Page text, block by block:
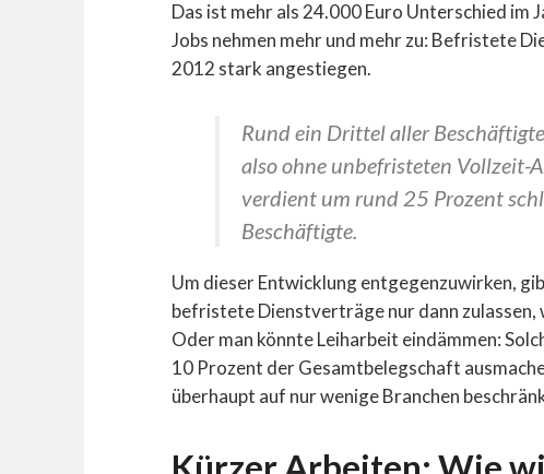
Das ist mehr als 24.000 Euro Unterschied im
Jobs nehmen mehr und mehr zu: Befristete
2012 stark angestiegen.
Rund ein Drittel aller
also ohne unbefristeten Vollzeit-
verdient um rund 25 Prozent
Beschäftigte.
Um dieser Entwicklung entgegenzuwirken,
befristete Dienstverträge nur dann
Oder man könnte Leiharbeit eindämmen:
10 Prozent der Gesamtbelegschaft
überhaupt auf nur wenige Branchen